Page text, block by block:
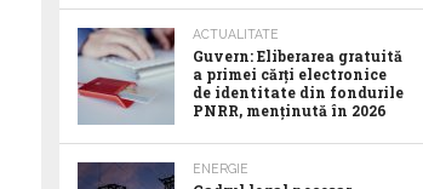
ACTUALITATE
Guvern: Eliberarea gratuită
a primei cărți electronice
de identitate din fondurile
PNRR, menținută în 2026
ENERGIE